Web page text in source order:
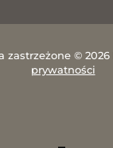
zastrzeżone © 2026
prywatności